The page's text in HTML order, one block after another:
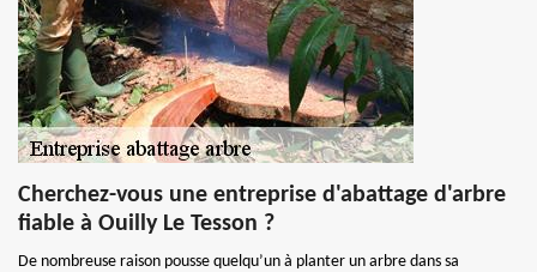
Cherchez-vous une entreprise d'abattage d'arbre
fiable à Ouilly Le Tesson ?
De nombreuse raison pousse quelqu’un à planter un arbre dans sa